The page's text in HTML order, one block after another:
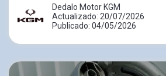
Dedalo Motor KGM
Actualizado: 20/07/2026
Publicado: 04/05/2026